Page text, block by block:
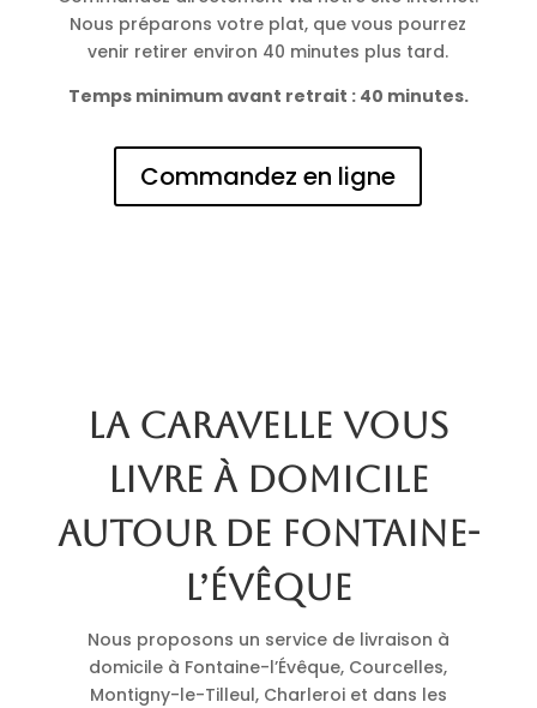
Nous préparons votre plat, que vous pourrez
venir retirer environ 40 minutes plus tard.
Temps minimum avant retrait : 40 minutes.
Commandez en ligne
La Caravelle vous
livre à domicile
autour de Fontaine-
l’Évêque
Nous proposons un service de livraison à
domicile à Fontaine-l’Évêque, Courcelles,
Montigny-le-Tilleul, Charleroi et dans les